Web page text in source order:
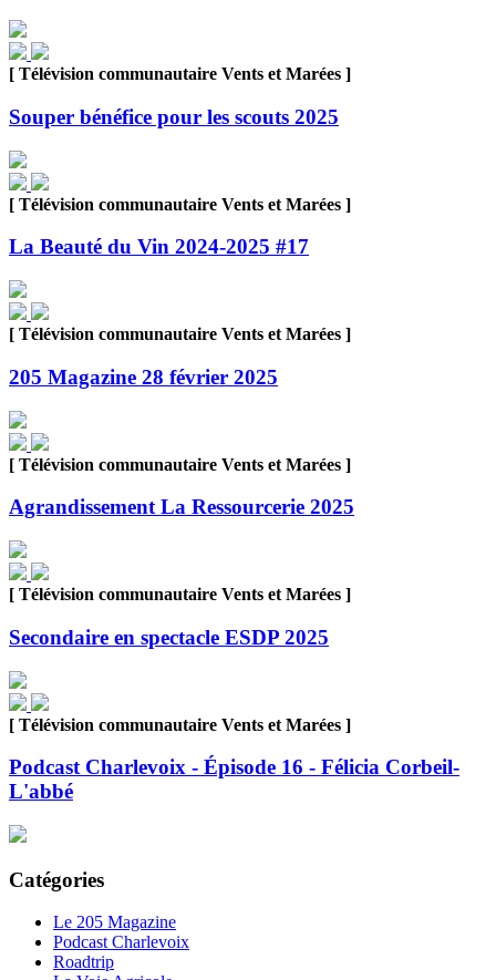
[ Télévision communautaire Vents et Marées ]
Souper bénéfice pour les scouts 2025
[ Télévision communautaire Vents et Marées ]
La Beauté du Vin 2024-2025 #17
[ Télévision communautaire Vents et Marées ]
205 Magazine 28 février 2025
[ Télévision communautaire Vents et Marées ]
Agrandissement La Ressourcerie 2025
[ Télévision communautaire Vents et Marées ]
Secondaire en spectacle ESDP 2025
[ Télévision communautaire Vents et Marées ]
Podcast Charlevoix - Épisode 16 - Félicia Corbeil-
L'abbé
Catégories
Le 205 Magazine
Podcast Charlevoix
Roadtrip